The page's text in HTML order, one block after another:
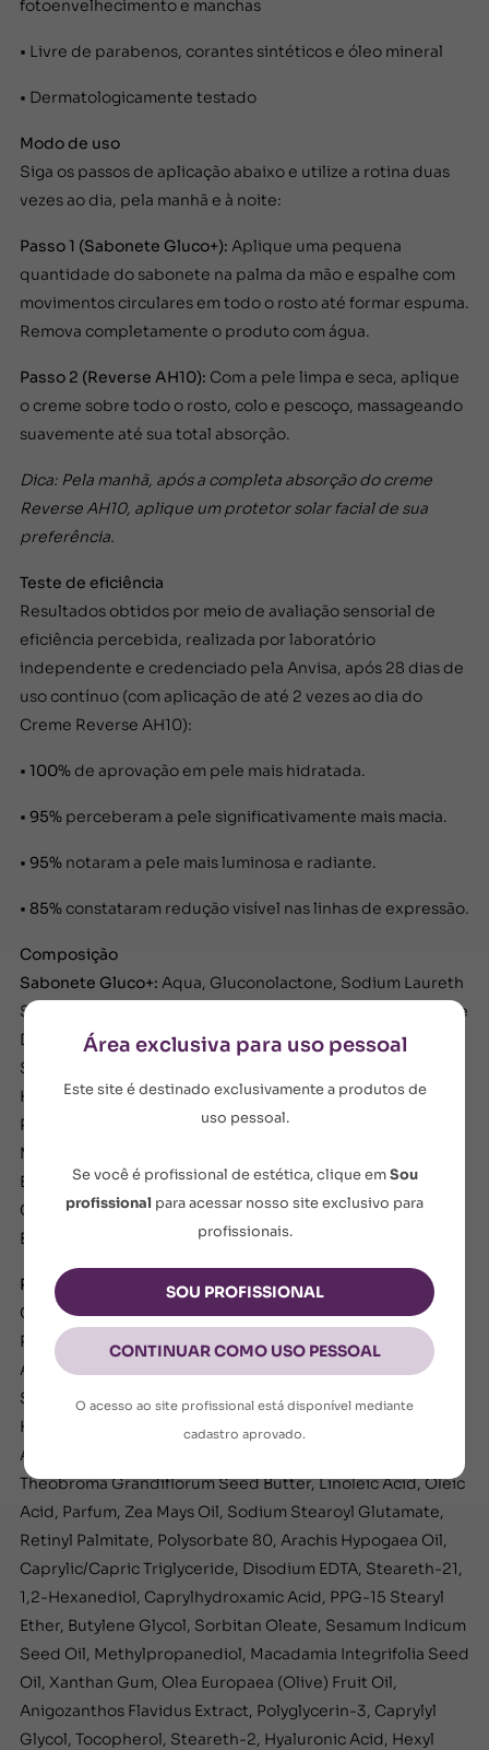
fotoenvelhecimento e manchas
• Livre de parabenos, corantes sintéticos e óleo mineral
• Dermatologicamente testado
Modo de uso
Siga os passos de aplicação abaixo e utilize a rotina duas
vezes ao dia, pela manhã e à noite:
Passo 1 (Sabonete Gluco+): Aplique uma pequena
quantidade do sabonete na palma da mão e espalhe com
movimentos circulares em todo o rosto até formar espuma.
Remova completamente o produto com água.
Passo 2 (Reverse AH10): Com a pele limpa e seca, aplique
o creme sobre todo o rosto, colo e pescoço, massageando
suavemente até sua total absorção.
Dica: Pela manhã, após a completa absorção do creme
Reverse AH10, aplique um protetor solar facial de sua
preferência.
Teste de eficiência
Resultados obtidos por meio de avaliação sensorial de
eficiência percebida, realizada por laboratório
independente e credenciado pela Anvisa, após 28 dias de
uso contínuo (com aplicação de até 2 vezes ao dia do
Creme Reverse AH10):
• 100% de aprovação em pele mais hidratada.
• 95% perceberam a pele significativamente mais macia.
• 95% notaram a pele mais luminosa e radiante.
• 85% constataram redução visível nas linhas de expressão.
Composição
Sabonete Gluco+: Aqua, Gluconolactone, Sodium Laureth
Sulfate, Glycerin, Aloe Barbadensis Leaf Extract, Cocamide
Dea, Ammonium Laureth Sulfate, Ammonium Lauryl
Sulfate, Shea Butteramidopropyl Betaine, Sodium
Hydroxide, Phenoxyethanol, Acacia Senegal Gum Extract,
PEG-120 Methyl Glucose Trioleate, Propylene Glycol,
Maltodextrin, Parfum, Cocos Nucifera Water, Disodium
EDTA, Sodium Chloride, Polyquaternium-10,
Caprylhydroxamic Acid, Trehalose, Methylpropanediol,
Biosaccharide gum-1.
Reverse AH10:
Aqua, Cetearyl Alcohol, Glycerin, Dicaprylyl
Carbonate, Cetyl Ethylhexanoate, Niacinamide,
Propylheptyl Caprylate, Phenoxyethanol, Tocopheryl
Acetate, Jojoba Esters, Hydrolyzed Collagen, Glyceryl
Stearate, Acrylates/C10-30 Alkyl Acrylate Crosspolymer,
Helianthus Annuus (Sunflower) Seed Oil, Helianthus
Annuus (Sunflower) Seed Wax, Copernicia Cerifera Cera,
Theobroma Grandiflorum Seed Butter, Linoleic Acid, Oleic
Acid, Parfum, Zea Mays Oil, Sodium Stearoyl Glutamate,
Retinyl Palmitate, Polysorbate 80, Arachis Hypogaea Oil,
Caprylic/Capric Triglyceride, Disodium EDTA, Steareth-21,
1,2-Hexanediol, Caprylhydroxamic Acid, PPG-15 Stearyl
Ether, Butylene Glycol, Sorbitan Oleate, Sesamum Indicum
Seed Oil, Methylpropanediol, Macadamia Integrifolia Seed
Oil, Xanthan Gum, Olea Europaea (Olive) Fruit Oil,
Anigozanthos Flavidus Extract, Polyglycerin-3, Caprylyl
Glycol, Tocopherol, Steareth-2, Hyaluronic Acid, Hexyl
Área exclusiva para uso pessoal
Este site é destinado exclusivamente a produtos de
uso pessoal.
Se você é profissional de estética, clique emSou
profissional para acessar nosso site exclusivo para
profissionais.
SOU PROFISSIONAL
CONTINUAR COMO USO PESSOAL
O acesso ao site profissional está disponível mediante
cadastro aprovado.